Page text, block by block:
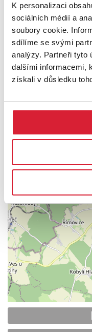
K personalizaci
sociálních médií a
soubory cookie.
sdílíme se svými
analýzy. Partneři tyto
dalšími informacemi,
získali v důsledku
Cena k jednání –
PODROBNOSTI
+